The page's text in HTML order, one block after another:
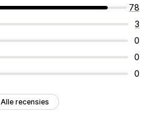
78
3
0
0
0
Alle recensies